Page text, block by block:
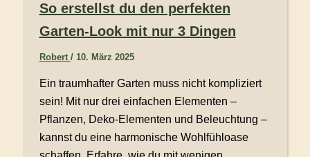
So erstellst du den perfekten
Garten-Look mit nur 3 Dingen
Robert / 10. März 2025
Ein traumhafter Garten muss nicht kompliziert
sein! Mit nur drei einfachen Elementen –
Pflanzen, Deko-Elementen und Beleuchtung –
kannst du eine harmonische Wohlfühloase